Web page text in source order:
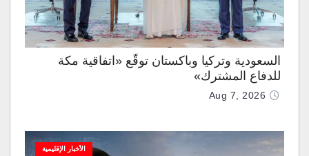
السعودية وتركيا وباكستان توقّع «اتفاقية مكة
للدفاع المشترك»
Aug 7, 2026
الأخبار الإقليمية